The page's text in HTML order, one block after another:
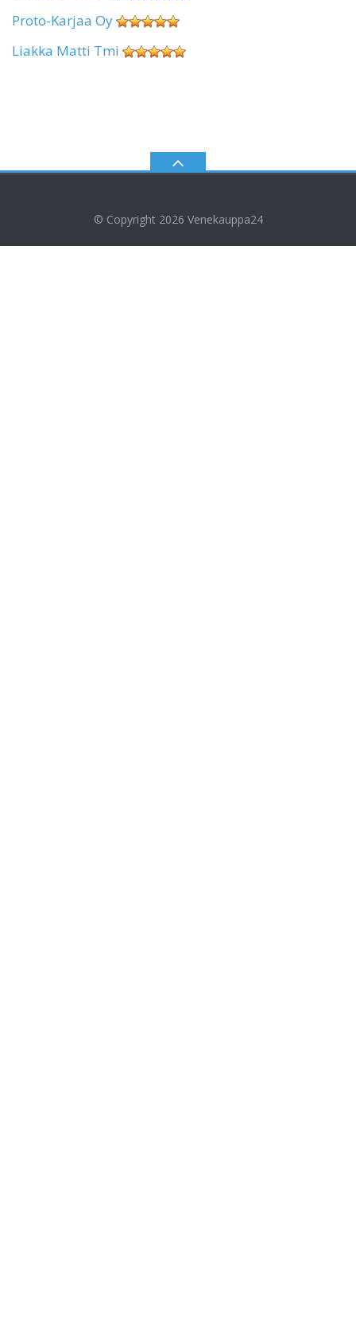
Proto-Karjaa Oy
Liakka Matti Tmi
© Copyright 2026 Venekauppa24